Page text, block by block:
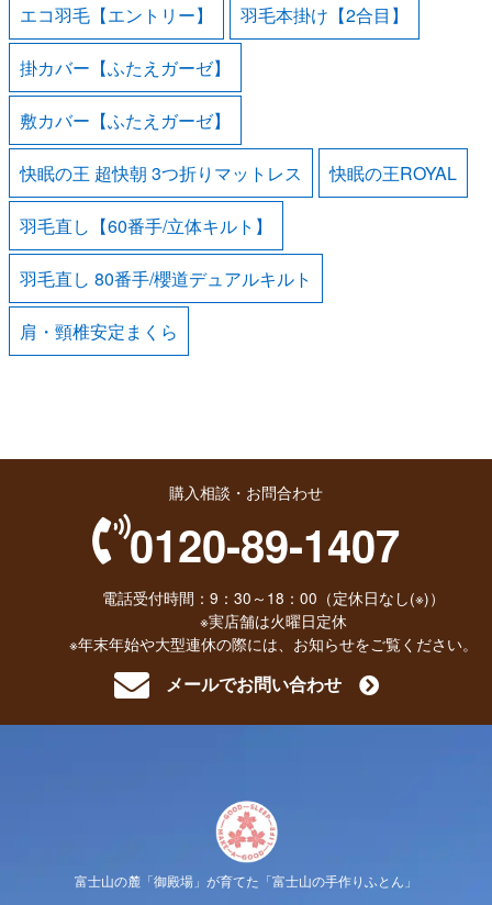
エコ羽毛【エントリー】 羽毛本掛け【2合目】
掛カバー【ふたえガーゼ】
敷カバー【ふたえガーゼ】
快眠の王 超快朝 3つ折りマットレス 快眠の王ROYAL
羽毛直し【60番手/立体キルト】
羽毛直し 80番手/櫻道デュアルキルト
肩・頸椎安定まくら
購入相談・お問合わせ
0120-89-1407
電話受付時間：9：30～18：00（定休日なし(※)）
※実店舗は火曜日定休
※年末年始や大型連休の際には、お知らせをご覧ください。
メールでお問い合わせ
富士山の麓「御殿場」が育てた「富士山の手作りふとん」